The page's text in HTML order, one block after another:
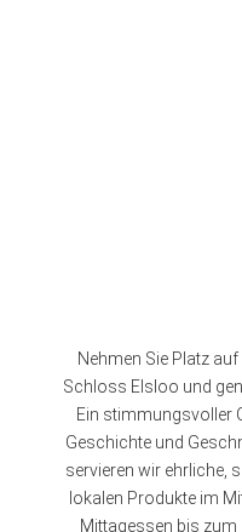
Nehmen Sie Platz
Schloss Elsloo und
Ein stimmungsvoller
Geschichte und
servieren wir ehrliche,
lokalen Produkte im
Mittagessen bis